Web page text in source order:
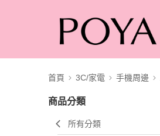
首頁 3C/家電 手機周邊
商品分類
所有分類